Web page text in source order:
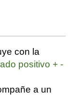
con la
positivo + -
a un